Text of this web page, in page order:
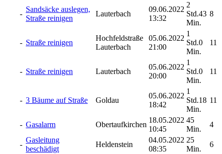
-
Sandsäcke auslegen,
Straße reinigen
Lauterbach
09.06.2022
13:32
2
Std.43
Min.
8
- Straße reinigen
Hochfeldstraße
Lauterbach
05.06.2022
21:00
1
Std.0
Min.
11
- Straße reinigen Lauterbach
05.06.2022
20:00
1
Std.0
Min.
11
- 3 Bäume auf Straße Goldau
05.06.2022
18:42
1
Std.18
Min.
11
- Gasalarm Obertaufkirchen
18.05.2022
10:45
45
Min.
4
-
Gasleitung
beschädigt
Heldenstein
04.05.2022
08:35
25
Min.
6